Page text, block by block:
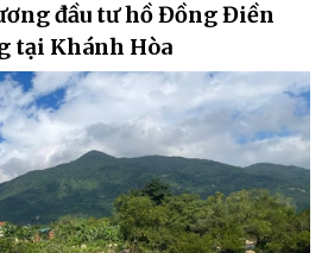
đầu tư hồ Đồng Điền
tại Khánh Hòa